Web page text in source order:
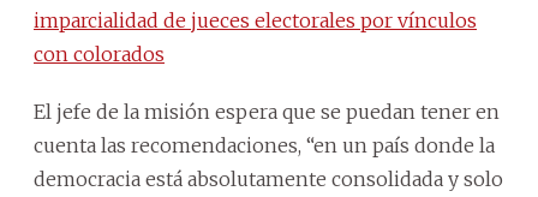
imparcialidad de jueces electorales por vínculos
con colorados
El jefe de la misión espera que se puedan tener en
cuenta las recomendaciones, “en un país donde la
democracia está absolutamente consolidada y solo